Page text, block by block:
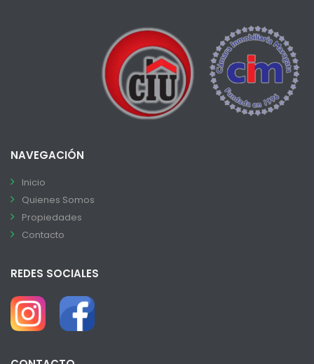
NAVEGACIÓN
Inicio
Quienes Somos
Propiedades
Contacto
REDES SOCIALES